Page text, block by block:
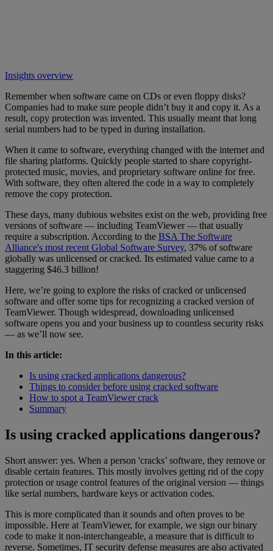
Insights overview
Remember when software came on CDs or even floppy disks?
Companies had to make sure people didn’t buy it and copy it. As a
result, copy protection was invented. This usually meant that long
serial numbers had to be typed in during installation.
When it came to software, everything changed with the internet and
file sharing platforms. Quickly people started to share copyright-
protected music, movies, and proprietary software online for free.
With software, they often altered the code in a way to completely
remove the copy protection.
These days, many dubious websites exist on the web, providing free
versions of software — including TeamViewer — that usually
require a subscription. According to the BSA The Software
Alliance's most recent Global Software Survey, 37% of software
globally was unlicensed or cracked. Its estimated value came to a
staggering $46.3 billion!
Here, we’re going to explore the risks of cracked or unlicensed
software and offer some tips for recognizing a cracked version of
TeamViewer. Though widespread, downloading unlicensed
software opens you and your business up to countless security risks
— as we’ll now see.
In this article:
Is using cracked applications dangerous?
Things to consider before using cracked software
How to spot a TeamViewer crack
Summary
Is using cracked applications dangerous?
Short answer: yes. When a person 'cracks’ software, they remove or
disable certain features. This mostly involves getting rid of the copy
protection or usage control features of the original version — things
like serial numbers, hardware keys or activation codes.
This is more complicated than it sounds and often proves to be
impossible. Here at TeamViewer, for example, we sign our binary
code to make it non-interchangeable, a measure that is difficult to
reverse. Sometimes, IT security defense measures are also activated